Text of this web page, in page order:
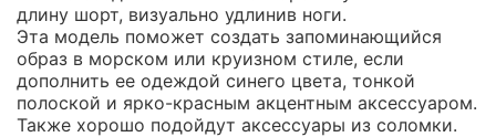
длину шорт, визуально удлинив ноги.
Эта модель поможет создать запоминающийся
образ в морском или круизном стиле, если
дополнить ее одеждой синего цвета, тонкой
полоской и ярко-красным акцентным аксессуаром.
Также хорошо подойдут аксессуары из соломки.